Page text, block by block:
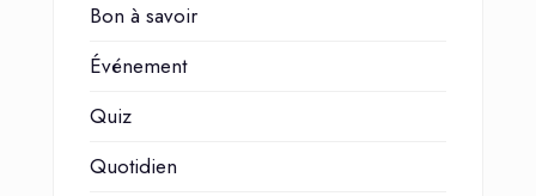
Bon à savoir
Événement
Quiz
Quotidien